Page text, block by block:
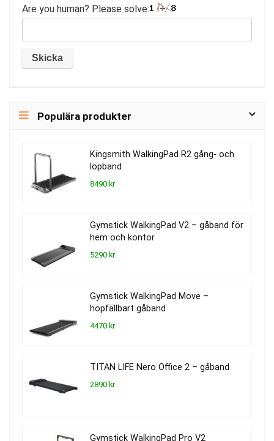
Are you human? Please solve:
Populära produkter
Kingsmith WalkingPad R2 gång- och
löpband
8490 kr
Gymstick WalkingPad V2 – gåband för
hem och kontor
5290 kr
Gymstick WalkingPad Move –
hopfällbart gåband
4470 kr
TITAN LIFE Nero Office 2 – gåband
2890 kr
Gymstick WalkingPad Pro V2